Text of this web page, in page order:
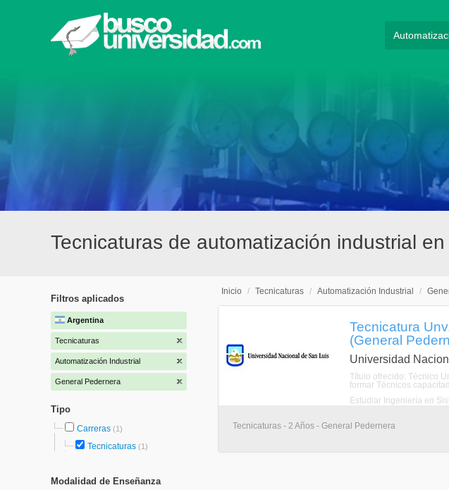
Tecnicaturas de automatización industrial
Filtros aplicados
Argentina
Tecnicaturas
Automatización Industrial
General Pedernera
Tipo
Carreras (1)
Tecnicaturas (1)
Modalidad de Enseñanza
Inicio / Tecnicaturas / Automatización Industrial /
Tecnicatura
(General
Universidad
Título ofrecido: Técnico
formar Técnicos
Estudiar Ingeniería en
Tecnicaturas - 2 Años - General Pedernera